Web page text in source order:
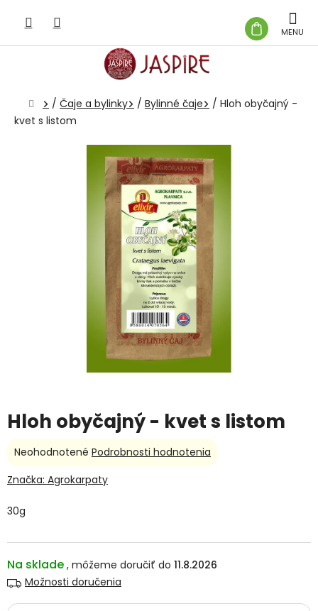
obsah
KOŠÍK
Domov
/ Čaje a bylinky / Bylinné čaje / Hloh obyčajný -
kvet s listom
Hloh obyčajný - kvet s listom
Na sklade
11.8.2026
Možnosti doručenia
30g
Priemerné
produktu
0,0
z
hviezdičiek.
Neohodnotené Podrobnosti hodnotenia
Značka: Agrokarpaty